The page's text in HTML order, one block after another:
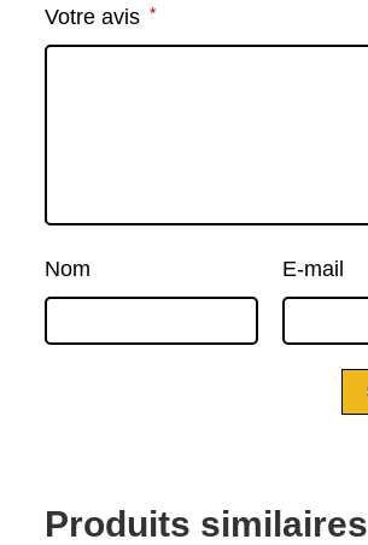
Votre avis *
Nom E-mail
Produits similaires